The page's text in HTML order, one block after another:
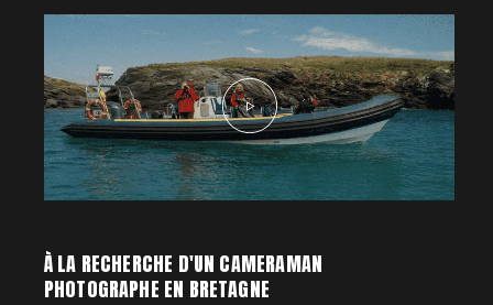
À LA RECHERCHE D'UN CAMERAMAN
PHOTOGRAPHE EN BRETAGNE